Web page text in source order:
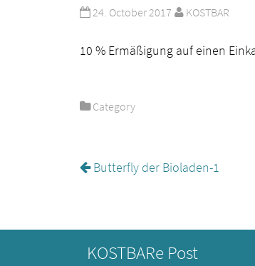
24. October 2017 KOSTBAR
10 % Ermäßigung auf einen
Category
Butterfly der Bioladen-1
KOSTBARe Post